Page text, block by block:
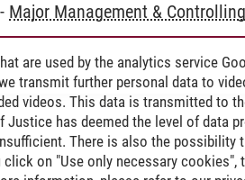
- Major Management &
are used by the analytics service
transmit further personal data to
videos. This data is transmitted to
Justice has deemed the level of data
There is also the possibility
on "Use only necessary